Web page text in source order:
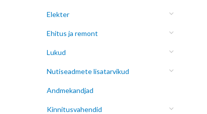
Elekter
Ehitus ja remont
Lukud
Nutiseadmete lisatarvikud
Andmekandjad
Kinnitusvahendid